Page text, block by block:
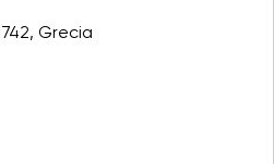
Grecia